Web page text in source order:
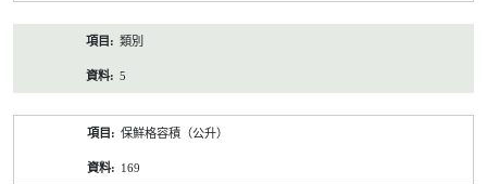
類別
5
保鮮格容積（公升）
169